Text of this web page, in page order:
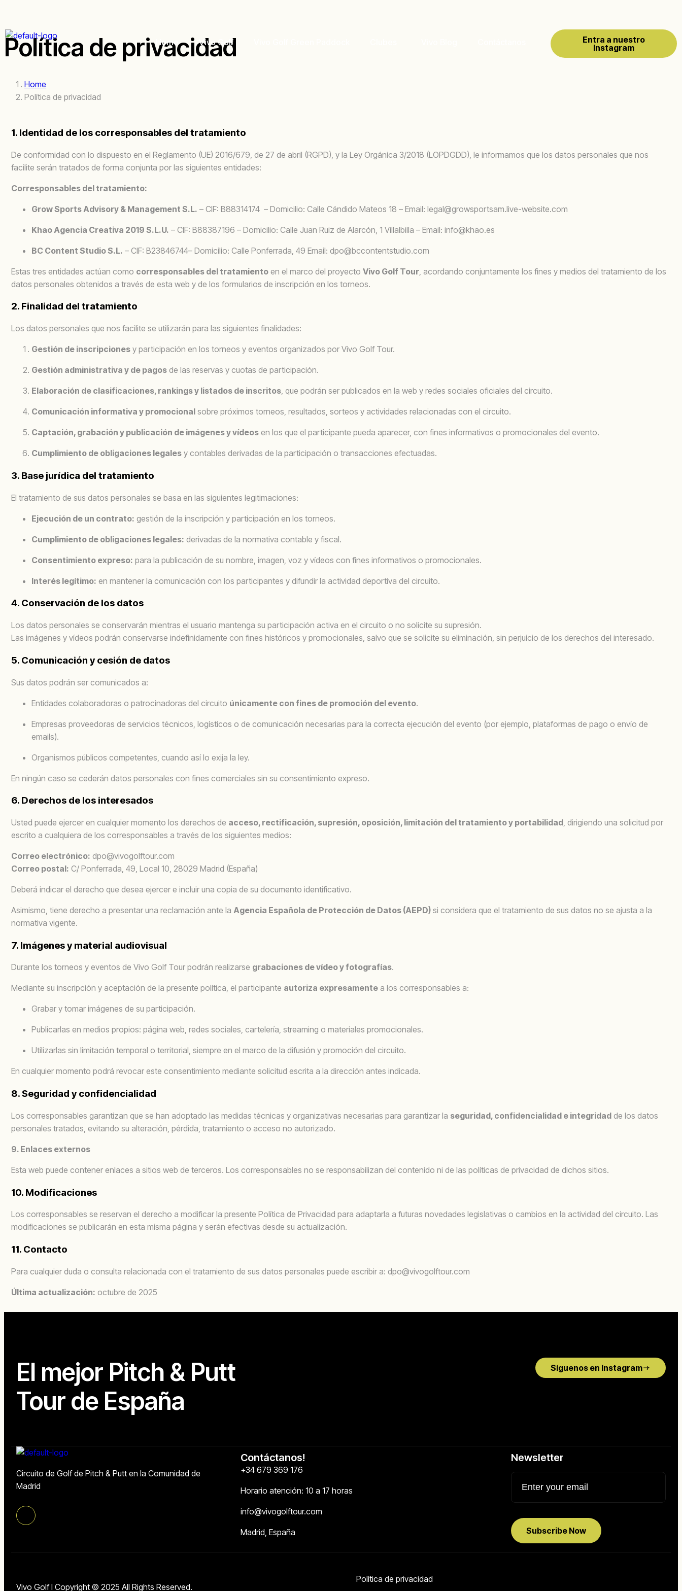
Home Vivo Golf
Entra a nuestro
Instagram
Política de privacidad
Home
Política de privacidad
1. Identidad de los corresponsables del tratamiento
De conformidad con lo dispuesto en el Reglamento (UE) 2016/679, de 27 de abril (RGPD), y la Ley Orgánica 3/2018 (LOPDGDD), le informamos que los datos personales que nos
facilite serán tratados de forma conjunta por las siguientes entidades:
Corresponsables del tratamiento:
Grow Sports Advisory & Management S.L. – CIF: B88314174 – Domicilio: Calle Cándido Mateos 18 – Email: legal@growsportsam.live-website.com
Khao Agencia Creativa 2019 S.L.U. – CIF: B88387196 – Domicilio: Calle Juan Ruiz de Alarcón, 1 Villalbilla – Email: info@khao.es
BC Content Studio S.L. – CIF: B23846744– Domicilio: Calle Ponferrada, 49 Email: dpo@bccontentstudio.com
Estas tres entidades actúan como corresponsables del tratamiento en el marco del proyecto Vivo Golf Tour , acordando conjuntamente los fines y medios del tratamiento de los
datos personales obtenidos a través de esta web y de los formularios de inscripción en los torneos.
2. Finalidad del tratamiento
Los datos personales que nos facilite se utilizarán para las siguientes finalidades:
Gestión de inscripciones y participación en los torneos y eventos organizados por Vivo Golf Tour.
Gestión administrativa y de pagos de las reservas y cuotas de participación.
Elaboración de clasificaciones, rankings y listados de inscritos, que podrán ser publicados en la web y redes sociales oficiales del circuito.
Comunicación informativa y promocional sobre próximos torneos, resultados, sorteos y actividades relacionadas con el circuito.
Captación, grabación y publicación de imágenes y vídeos en los que el participante pueda aparecer, con fines informativos o promocionales del evento.
Cumplimiento de obligaciones legales y contables derivadas de la participación o transacciones efectuadas.
3. Base jurídica del tratamiento
El tratamiento de sus datos personales se basa en las siguientes legitimaciones:
Ejecución de un contrato: gestión de la inscripción y participación en los torneos.
Cumplimiento de obligaciones legales: derivadas de la normativa contable y fiscal.
Consentimiento expreso: para la publicación de su nombre, imagen, voz y vídeos con fines informativos o promocionales.
Interés legítimo: en mantener la comunicación con los participantes y difundir la actividad deportiva del circuito.
4. Conservación de los datos
Los datos personales se conservarán mientras el usuario mantenga su participación activa en el circuito o no solicite su supresión.
Las imágenes y vídeos podrán conservarse indefinidamente con fines históricos y promocionales, salvo que se solicite su eliminación, sin perjuicio de los derechos del interesado.
5. Comunicación y cesión de datos
Sus datos podrán ser comunicados a:
Entidades colaboradoras o patrocinadoras del circuito únicamente con fines de promoción del evento.
Empresas proveedoras de servicios técnicos, logísticos o de comunicación necesarias para la correcta ejecución del evento (por ejemplo, plataformas de pago o envío de
emails).
Organismos públicos competentes, cuando así lo exija la ley.
En ningún caso se cederán datos personales con fines comerciales sin su consentimiento expreso.
6. Derechos de los interesados
Usted puede ejercer en cualquier momento los derechos de acceso, rectificación, supresión, oposición, limitación del tratamiento y portabilidad , dirigiendo una solicitud por
escrito a cualquiera de los corresponsables a través de los siguientes medios:
Correo electrónico: dpo@vivogolftour.com
Correo postal: C/ Ponferrada, 49, Local 10, 28029 Madrid (España)
Deberá indicar el derecho que desea ejercer e incluir una copia de su documento identificativo.
Asimismo, tiene derecho a presentar una reclamación ante la Agencia Española de Protección de Datos (AEPD) si considera que el tratamiento de sus datos no se ajusta a la
normativa vigente.
7. Imágenes y material audiovisual
Durante los torneos y eventos de Vivo Golf Tour podrán realizarse grabaciones de vídeo y fotografías.
Mediante su inscripción y aceptación de la presente política, el participante autoriza expresamente a los corresponsables a:
Grabar y tomar imágenes de su participación.
Publicarlas en medios propios: página web, redes sociales, cartelería, streaming o materiales promocionales.
Utilizarlas sin limitación temporal o territorial, siempre en el marco de la difusión y promoción del circuito.
En cualquier momento podrá revocar este consentimiento mediante solicitud escrita a la dirección antes indicada.
8. Seguridad y confidencialidad
Los corresponsables garantizan que se han adoptado las medidas técnicas y organizativas necesarias para garantizar la seguridad, confidencialidad e integridad de los datos
personales tratados, evitando su alteración, pérdida, tratamiento o acceso no autorizado.
9. Enlaces externos
Esta web puede contener enlaces a sitios web de terceros. Los corresponsables no se responsabilizan del contenido ni de las políticas de privacidad de dichos sitios.
10. Modificaciones
Los corresponsables se reservan el derecho a modificar la presente Política de Privacidad para adaptarla a futuras novedades legislativas o cambios en la actividad del circuito. Las
modificaciones se publicarán en esta misma página y serán efectivas desde su actualización.
11. Contacto
Para cualquier duda o consulta relacionada con el tratamiento de sus datos personales puede escribir a: dpo@vivogolftour.com
Última actualización: octubre de 2025
El mejor Pitch & Putt
Tour de España
Síguenos en Instagram
Circuito de Golf de Pitch & Putt en la Comunidad de
Madrid
Contáctanos!
+34 679 369 176
Horario atención: 10 a 17 horas
info@vivogolftour.com
Madrid, España
Newsletter
Vivo Golf I Copyright © 2025 All Rights Reserved.
Política de privacidad